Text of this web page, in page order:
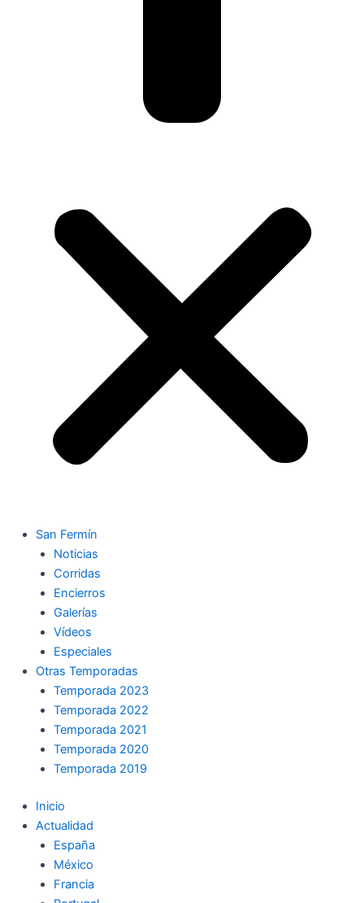
San Fermín
Noticias
Corridas
Encierros
Galerías
Vídeos
Especiales
Otras Temporadas
Temporada 2023
Temporada 2022
Temporada 2021
Temporada 2020
Temporada 2019
Inicio
Actualidad
España
México
Francia